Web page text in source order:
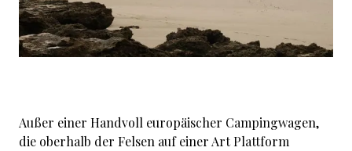
Außer einer Handvoll europäischer Campingwagen,
die oberhalb der Felsen auf einer Art Plattform